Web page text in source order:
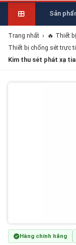
Sản
Trang nhất › 🔥 Thiết
Thiết bị chống sét trực
Kim thu sét phát xạ tia
Hàng chính hãng